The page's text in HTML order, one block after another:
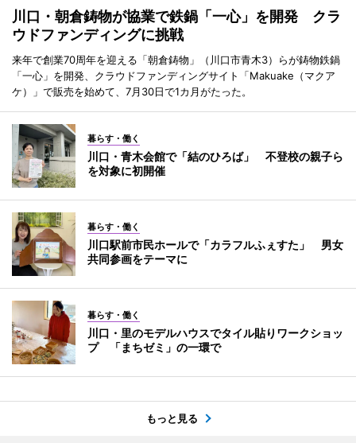
川口・朝倉鋳物が協業で鉄鍋「一心」を開発 クラ
ウドファンディングに挑戦
来年で創業70周年を迎える「朝倉鋳物」（川口市青木3）らが鋳物鉄鍋
「一心」を開発、クラウドファンディングサイト「Makuake（マクア
ケ）」で販売を始めて、7月30日で1カ月がたった。
暮らす・働く
川口・青木会館で「結のひろば」 不登校の親子ら
を対象に初開催
暮らす・働く
川口駅前市民ホールで「カラフルふぇすた」 男女
共同参画をテーマに
暮らす・働く
川口・里のモデルハウスでタイル貼りワークショッ
プ 「まちゼミ」の一環で
もっと見る